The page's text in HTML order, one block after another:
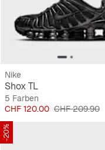
Nike
Shox TL
5 Farben
Preis
CHF 120.00 Originalpreis
CHF 209.90
-20%